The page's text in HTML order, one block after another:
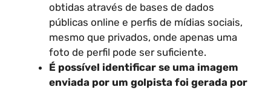
obtidas através de bases de dados
públicas online e perfis de mídias sociais,
mesmo que privados, onde apenas uma
foto de perfil pode ser suficiente.
É possível identificar se uma imagem
enviada por um golpista foi gerada por